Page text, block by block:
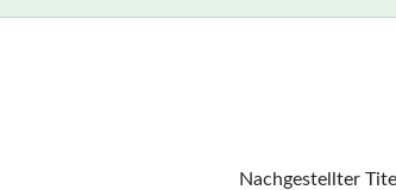
Nachgestellter Titel